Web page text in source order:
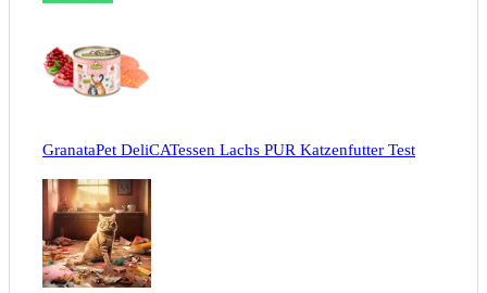
GranataPet DeliCATessen Lachs PUR Katzenfutter Test